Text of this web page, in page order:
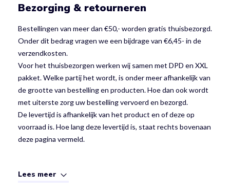
Bezorging & retourneren
Bestellingen van meer dan €50,- worden gratis thuisbezorgd.
Onder dit bedrag vragen we een bijdrage van €6,45- in de
verzendkosten.
Voor het thuisbezorgen werken wij samen met DPD en XXL
pakket. Welke partij het wordt, is onder meer afhankelijk van
de grootte van bestelling en producten. Hoe dan ook wordt
met uiterste zorg uw bestelling vervoerd en bezorgd.
De levertijd is afhankelijk van het product en of deze op
voorraad is. Hoe lang deze levertijd is, staat rechts bovenaan
deze pagina vermeld.
Lees meer